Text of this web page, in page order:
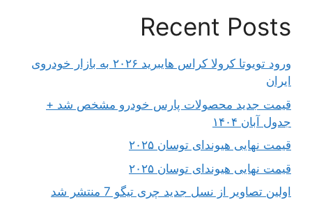
Recent Posts
ورود تویوتا کرولا کراس هایبرید ۲۰۲۶ به بازار خودروی
ایران
قیمت جدید محصولات پارس خودرو مشخص شد +
جدول آبان ۱۴۰۴
قیمت نهایی هیوندای توسان ۲۰۲۵
قیمت نهایی هیوندای توسان ۲۰۲۵
اولین تصاویر از نسل جدید چری تیگو 7 منتشر شد